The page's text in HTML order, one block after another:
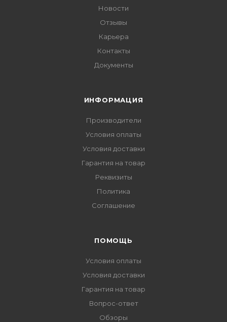
Новости
Отзывы
Карьера
Контакты
Документы
ИНФОРМАЦИЯ
Производители
Условия оплаты
Условия доставки
Гарантия на товар
Реквизиты
Политика
Соглашение
ПОМОЩЬ
Условия оплаты
Условия доставки
Гарантия на товар
Вопрос-ответ
Обзоры